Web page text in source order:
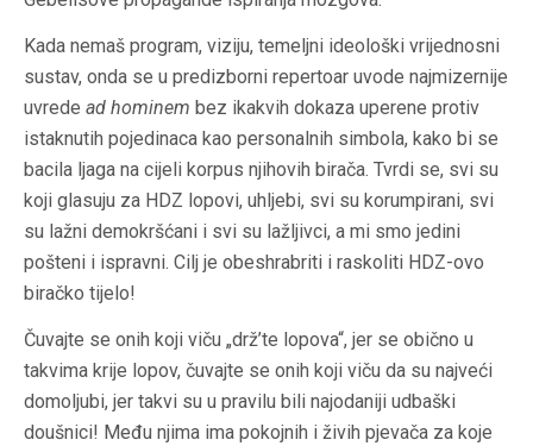
Kada nemaš program, viziju, temeljni ideološki vrijednosni
sustav, onda se u predizborni repertoar uvode najmizernije
uvrede ad hominem bez ikakvih dokaza uperene protiv
istaknutih pojedinaca kao personalnih simbola, kako bi se
bacila ljaga na cijeli korpus njihovih birača. Tvrdi se, svi su
koji glasuju za HDZ lopovi, uhljebi, svi su korumpirani, svi
su lažni demokršćani i svi su lažljivci, a mi smo jedini
pošteni i ispravni. Cilj je obeshrabriti i raskoliti HDZ-ovo
biračko tijelo!
Čuvajte se onih koji viču „drž’te lopova“, jer se obično u
takvima krije lopov, čuvajte se onih koji viču da su najveći
domoljubi, jer takvi su u pravilu bili najodaniji udbaški
doušnici! Među njima ima pokojnih i živih pjevača za koje